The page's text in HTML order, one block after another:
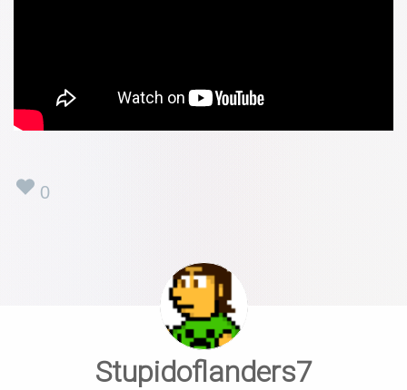
0
Stupidoflanders7